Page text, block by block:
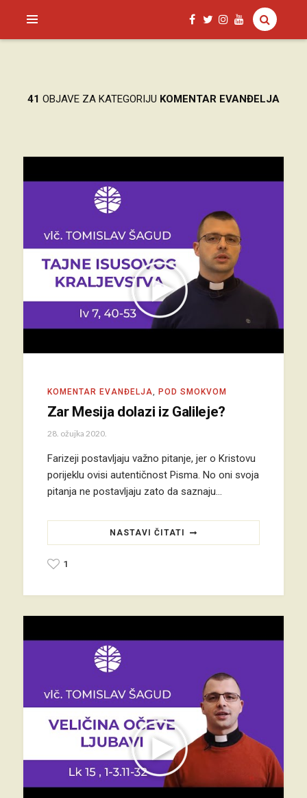
SAGUD.XYZ
41 OBJAVE ZA KATEGORIJU KOMENTAR EVANĐELJA
KOMENTAR EVANĐELJA POD SMOKVOM
Zar Mesija dolazi iz Galileje?
28. ožujka 2020.
Farizeji postavljaju važno pitanje, jer o Kristovu
porijeklu ovisi autentičnost Pisma. No oni svoja
pitanja ne postavljaju zato da saznaju…
NASTAVI ČITATI
1